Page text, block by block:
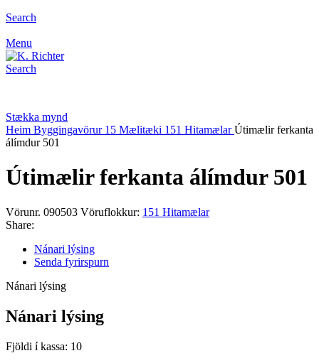
Search
Menu
Search
Stækka mynd
Heim Byggingavörur 15 Mælitæki 151 HitamælarÚtimælir ferkanta
álímdur 501
Útimælir ferkanta álímdur 501
Vörunr. 090503 Vöruflokkur: 151 Hitamælar
Share:
Nánari lýsing
Senda fyrirspurn
Nánari lýsing
Nánari lýsing
Fjöldi í kassa: 10